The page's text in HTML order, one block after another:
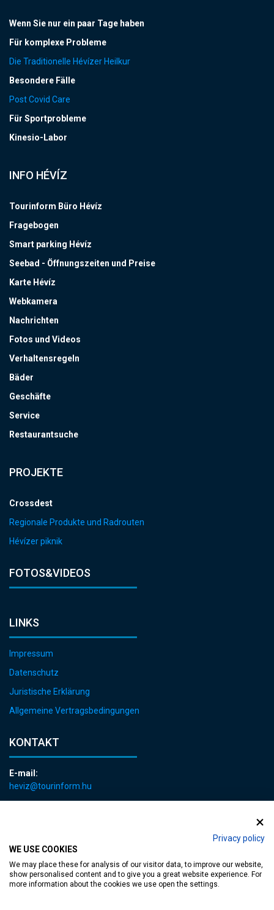
Privacy policy
WE USE COOKIES
We may place these for analysis of our visitor data, to improve our website,
show personalised content and to give you a great website experience. For
more information about the cookies we use open the settings.
Wenn Sie nur ein paar Tage haben
Für komplexe Probleme
Die Traditionelle Hévízer Heilkur
Besondere Fälle
Post Covid Care
Für Sportprobleme
Kinesio-Labor
INFO HÉVÍZ
Tourinform Büro Hévíz
Fragebogen
Smart parking Hévíz
Seebad - Öffnungszeiten und Preise
Karte Hévíz
Webkamera
Nachrichten
Fotos und Videos
Verhaltensregeln
Bäder
Geschäfte
Service
Restaurantsuche
PROJEKTE
Crossdest
Regionale Produkte und Radrouten
Hévízer piknik
FOTOS&VIDEOS
LINKS
Impressum
Datenschutz
Juristische Erklärung
Allgemeine Vertragsbedingungen
KONTAKT
E-mail:
heviz@tourinform.hu